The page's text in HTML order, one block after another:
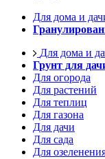
Для дома и
Для дома и
Грунт для
Для огорода
Для растений
Для теплиц
Для газона
Для дачи
Для сада
Для